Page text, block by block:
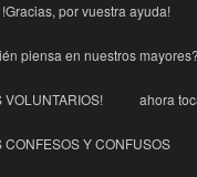
!Gracias, por vuestra ayuda!
piensa en nuestros mayores?
VOLUNTARIOS! ahora
Y CONFUSOS